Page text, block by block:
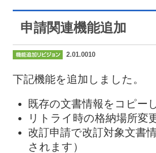
申請関連機能追加
2.01.0010
下記機能を追加しました。
既存の文書情報をコピー
リトライ時の格納場所変
改訂申請で改訂対象文書
されます）